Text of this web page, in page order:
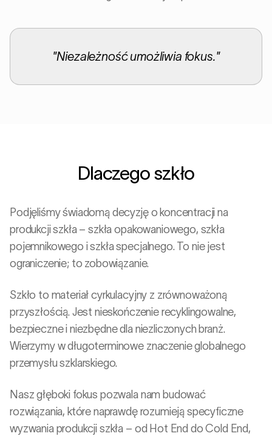
"Niezależność umożliwia fokus."
Dlaczego szkło
Podjęliśmy świadomą decyzję o koncentracji na
produkcji szkła – szkła opakowaniowego, szkła
pojemnikowego i szkła specjalnego. To nie jest
ograniczenie; to zobowiązanie.
Szkło to materiał cyrkulacyjny z zrównoważoną
przyszłością. Jest nieskończenie recyklingowalne,
bezpieczne i niezbędne dla niezliczonych branż.
Wierzymy w długoterminowe znaczenie globalnego
przemysłu szklarskiego.
Nasz głęboki fokus pozwala nam budować
rozwiązania, które naprawdę rozumieją specyficzne
wyzwania produkcji szkła – od Hot End do Cold End,